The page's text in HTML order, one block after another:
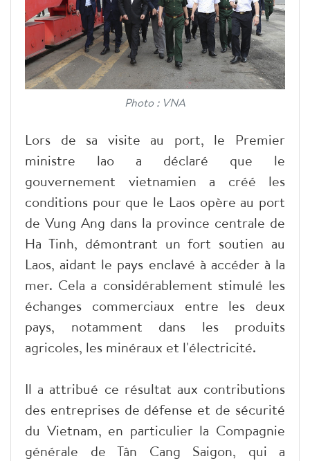
Photo : VNA
Lors de sa visite au port, le Premier
ministre lao a déclaré que le
gouvernement vietnamien a créé les
conditions pour que le Laos opère au port
de Vung Ang dans la province centrale de
Ha Tinh, démontrant un fort soutien au
Laos, aidant le pays enclavé à accéder à la
mer. Cela a considérablement stimulé les
échanges commerciaux entre les deux
pays, notamment dans les produits
agricoles, les minéraux et l'électricité.
Il a attribué ce résultat aux contributions
des entreprises de défense et de sécurité
du Vietnam, en particulier la Compagnie
générale de Tân Cang Saigon, qui a